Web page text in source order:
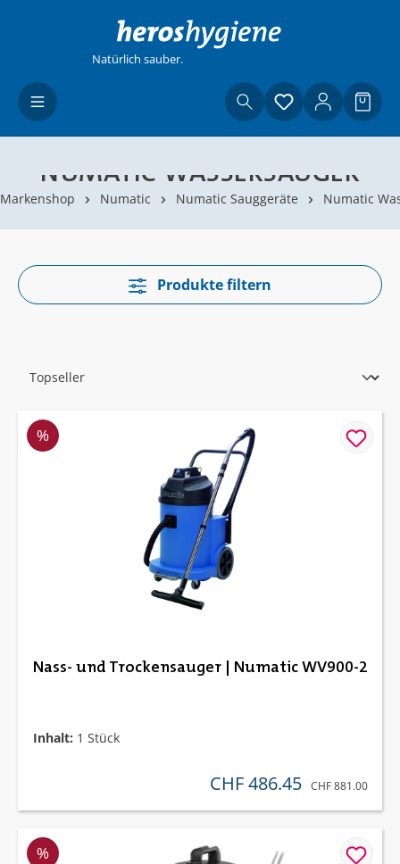
Zum Hauptinhalt springen
Natürlich sauber.
Du hast 0
NUMATIC WASSERSAUGER
Markenshop Numatic Numatic Sauggeräte Numatic
Produkte filtern
Rabatt
%
Nass- und Trockensauger | Numatic WV900-2
Inhalt: 1 Stück
verkaufspreis:
CHF 486.45 REGULÄRER
CHF 881.00
Rabatt
%